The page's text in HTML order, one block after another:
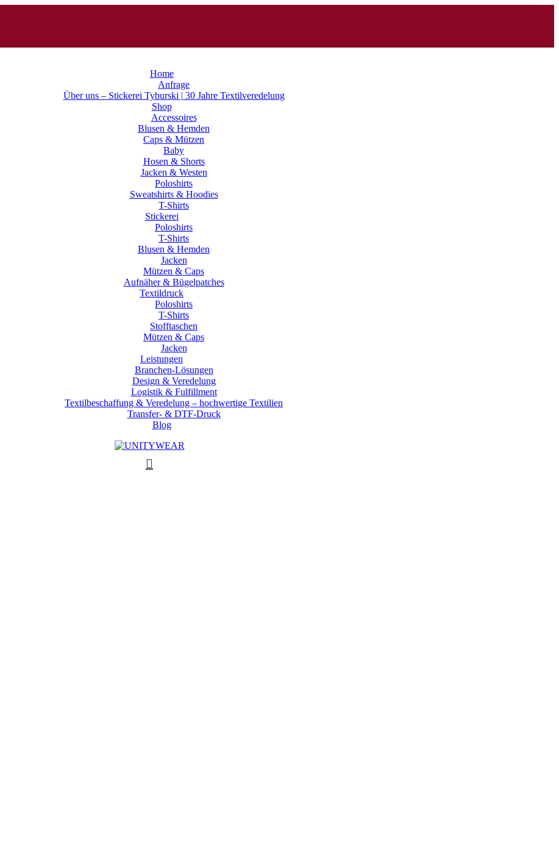
Home
Anfrage
Über uns – Stickerei Tyburski | 30 Jahre Textilveredelung
Shop
Accessoires
Blusen & Hemden
Caps & Mützen
Baby
Hosen & Shorts
Jacken & Westen
Poloshirts
Sweatshirts & Hoodies
T-Shirts
Stickerei
Poloshirts
T-Shirts
Blusen & Hemden
Jacken
Mützen & Caps
Aufnäher & Bügelpatches
Textildruck
Poloshirts
T-Shirts
Stofftaschen
Mützen & Caps
Jacken
Leistungen
Branchen-Lösungen
Design & Veredelung
Logistik & Fulfillment
Textilbeschaffung & Veredelung – hochwertige Textilien
Transfer- & DTF-Druck
Blog